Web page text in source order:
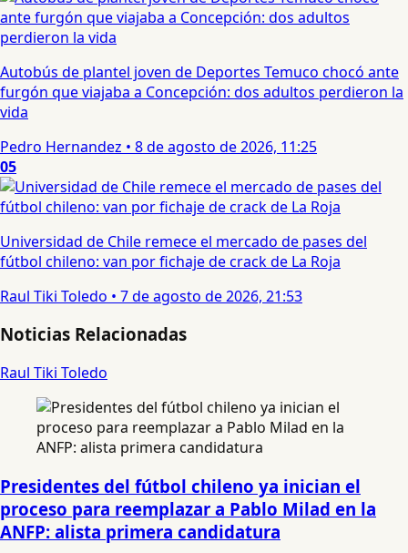
Autobús de plantel joven de Deportes Temuco chocó ante
furgón que viajaba a Concepción: dos adultos perdieron la
vida
Pedro Hernandez • 8 de agosto de 2026, 11:25
05
Universidad de Chile remece el mercado de pases del
fútbol chileno: van por fichaje de crack de La Roja
Raul Tiki Toledo • 7 de agosto de 2026, 21:53
Noticias Relacionadas
Raul Tiki Toledo
Presidentes del fútbol chileno ya inician el
proceso para reemplazar a Pablo Milad en la
ANFP: alista primera candidatura